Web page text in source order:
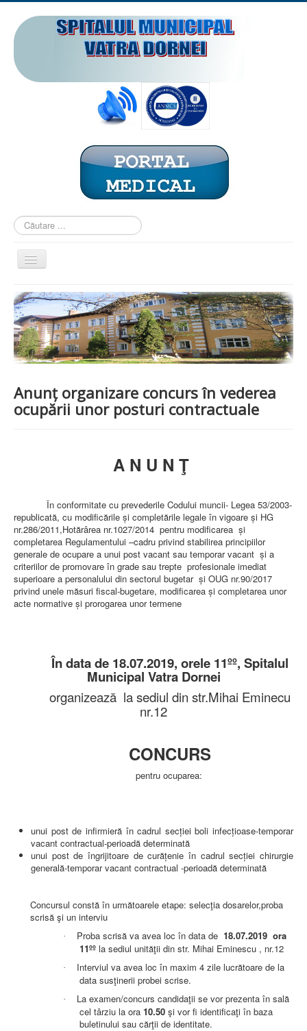
Căutare
...
Comută
navigarea
PREZENTARE
PREZENTARE SPITAL
ISTORIE
ACREDITĂRI/CERTIFICĂRI
CERTIFICAT ACREDITARE SPITAL
STRUCTURA SPITALULUI
SECŢIA OBSTETRICĂ GINECOLOGIE
SECŢIA CHIRURGIE
COMPARTIMENTUL DE PRIMIRE URGENȚE (CPU)
LABORATOARE
LABORATOR DE ANALIZE MEDICALE
LABORATOR DE RADIOLOGIE ŞI IMAGISTICĂ
MEDICALĂ
BLOC STERILIZARE
APARAT FUNCŢIONAL
DISPENSAR DE PNEUMOFTIZIOLOGIE (TBC)
AMBULATORIU INTEGRAT
CABINET PNEUMOLGIE
AMBULATOR BOLI INFECŢIOASE
AMBULATOR OBSTETRICĂ GINECOLOGIE
AMBULATOR NEUROLOGIE
AMBULATOR PEDIATRIE
AMBULATOR ÎNGRIJIRI PALIATIVE
MANAGEMENT
PROIECT DE MANAGEMENT 2026
PLAN STRATEGIC 2021 - 2025
PROIECT DE MANAGEMENT 2017
CONSILIUL DE ADMINISTRAŢIE
DECLARATIE MANAGER PRIVIND IMPLEMENTAREA
ADMINISTRATIV
RESURSE UMANE
INFORMAŢII
LEGISLAȚIE
ECONOMIC
BUGET
CONTRACTE C.A.S.
CONTRACTE PROGRAME NAȚIONALE
CHELTUIELI
CONSILIU DE ETICĂ
Anunţ organizare concurs în vederea
ocupării unor posturi contractuale
A N U N Ţ
În conformitate cu prevederile Codului muncii- Legea 53/2003-
republicată, cu modificările şi completările legale în vigoare şi HG
nr.286/2011,Hotărârea nr.1027/2014 pentru modificarea şi
completarea Regulamentului –cadru privind stabilirea principiilor
generale de ocupare a unui post vacant sau temporar vacant şi a
criteriilor de promovare în grade sau trepte profesionale imediat
superioare a personalului din sectorul bugetar şi OUG nr.90/2017
privind unele măsuri fiscal-bugetare, modificarea şi completarea unor
acte normative şi prorogarea unor termene
În data de 18.07.2019, orele 11ºº, Spitalul
Municipal Vatra Dornei
organizează la sediul din str.Mihai Eminecu
nr.12
CONCURS
pentru ocuparea:
unui post de infirmieră în cadrul secției boli infecțioase-temporar
vacant contractual-perioadă determinată
unui post de îngrijitoare de curățenie în cadrul secției chirurgie
generală-temporar vacant contractual -perioadă determinată
Concursul constă în următoarele etape: selecţia dosarelor,proba
scrisă şi un interviu
· Proba scrisă va avea loc în data de 18.07.2019 ora
11ºº la sediul unităţii din str. Mihai Eminescu , nr.12
·
Interviul va avea loc în maxim 4 zile lucrătoare de la
data susţinerii probei scrise.
·
La examen/concurs candidaţii se vor prezenta în sală
cel târziu la ora 10.50 şi vor fi identificaţi în baza
buletinului sau cărţii de identitate.